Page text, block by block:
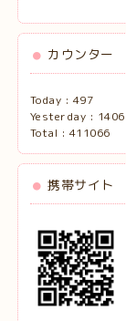
カウンター
Today : 497
Yesterday : 1406
Total : 411066
携帯サイト